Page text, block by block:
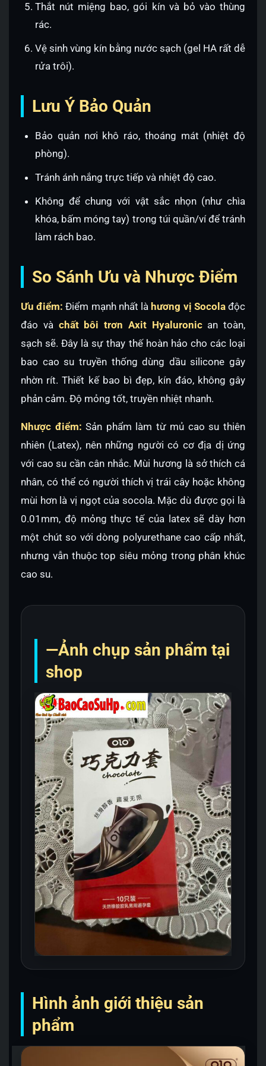
Thắt nút miệng bao, gói kín và bỏ vào thùng
rác.
Vệ sinh vùng kín bằng nước sạch (gel HA rất dễ
rửa trôi).
Lưu Ý Bảo Quản
Bảo quản nơi khô ráo, thoáng mát (nhiệt độ
phòng).
Tránh ánh nắng trực tiếp và nhiệt độ cao.
Không để chung với vật sắc nhọn (như chìa
khóa, bấm móng tay) trong túi quần/ví để tránh
làm rách bao.
So Sánh Ưu và Nhược Điểm
Ưu điểm: Điểm mạnh nhất là hương vị Socolađộc
đáo và chất bôi trơn Axit Hyaluronican toàn,
sạch sẽ. Đây là sự thay thế hoàn hảo cho các loại
bao cao su truyền thống dùng dầu silicone gây
nhờn rít. Thiết kế bao bì đẹp, kín đáo, không gây
phản cảm. Độ mỏng tốt, truyền nhiệt nhanh.
Nhược điểm: Sản phẩm làm từ mủ cao su thiên
nhiên (Latex), nên những người có cơ địa dị ứng
với cao su cần cân nhắc. Mùi hương là sở thích cá
nhân, có thể có người thích vị trái cây hoặc không
mùi hơn là vị ngọt của socola. Mặc dù được gọi là
0.01mm, độ mỏng thực tế của latex sẽ dày hơn
một chút so với dòng polyurethane cao cấp nhất,
nhưng vẫn thuộc top siêu mỏng trong phân khúc
cao su.
—Ảnh chụp sản phẩm tại
shop
Hình ảnh giới thiệu sản
phẩm